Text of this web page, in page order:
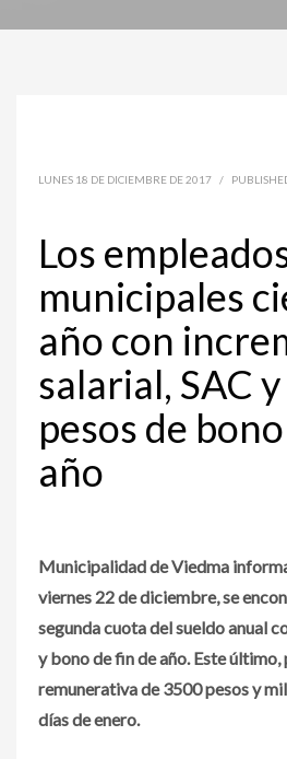
LUNES 18 DE DICIEMBRE DE 2017 /
Los
municipales
año con
salarial, SAC
pesos de
año
Municipalidad de Viedma
viernes 22 de diciembre, se
segunda cuota del sueldo anual
y bono de fin de año. Este último,
remunerativa de 3500 pesos y
días de enero.